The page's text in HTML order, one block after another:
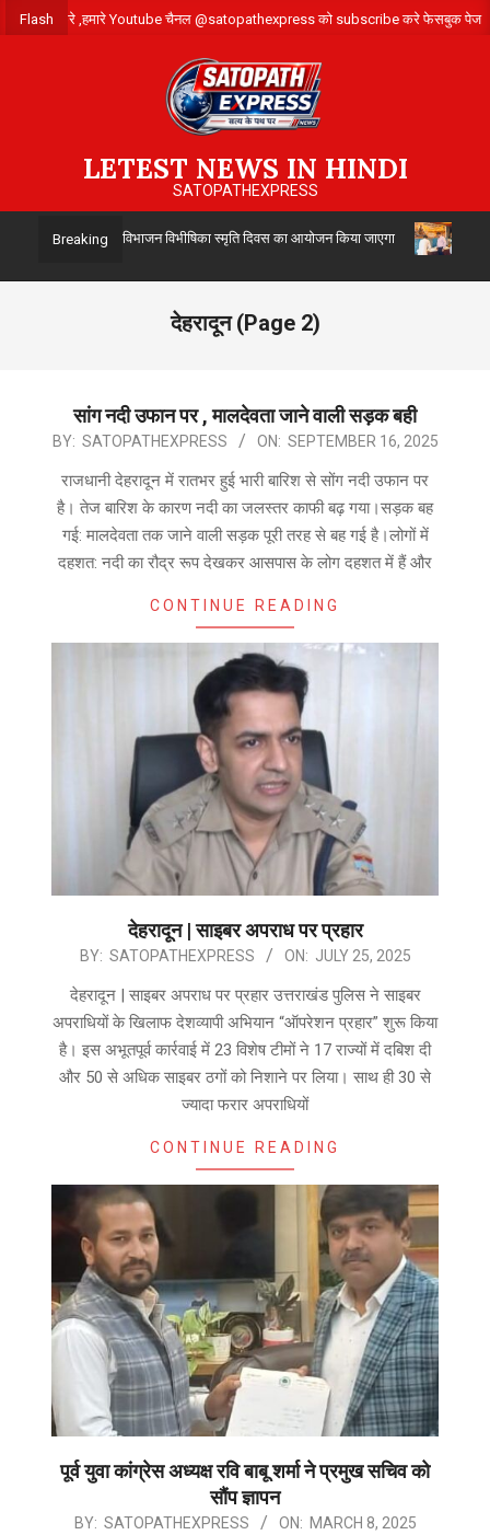
Skip
to
Flash
संपर्क करे ,हमारे Youtube चैनल @satopathexpress को subscribe करे फेसबुक
LETEST NEWS IN HINDI
SATOPATHEXPRESS
Breaking
14 अगस्त को विभाजन विभीषिका स्मृति दिवस का आयोजन किया जाएगा उत्तर
देहरादून(Page 2)
सांग नदी उफान पर , मालदेवता जाने वाली सड़क बही
2025-
16
BY: SATOPATHEXPRESS ON: SEPTEMBER 16, 2025
राजधानी देहरादून में रातभर हुई भारी बारिश से सोंग नदी उफान पर
है। तेज बारिश के कारण नदी का जलस्तर काफी बढ़ गया।सड़क बह
गई: मालदेवता तक जाने वाली सड़क पूरी तरह से बह गई है।लोगों में
दहशत: नदी का रौद्र रूप देखकर आसपास के लोग दहशत में हैं और
CONTINUE READING
देहरादून | साइबर अपराध पर प्रहार
2025-
07-
BY: SATOPATHEXPRESS ON: JULY 25, 2025
देहरादून | साइबर अपराध पर प्रहार उत्तराखंड पुलिस ने साइबर
अपराधियों के खिलाफ देशव्यापी अभियान “ऑपरेशन प्रहार” शुरू किया
है। इस अभूतपूर्व कार्रवाई में 23 विशेष टीमों ने 17 राज्यों में दबिश दी
और 50 से अधिक साइबर ठगों को निशाने पर लिया। साथ ही 30 से
ज्यादा फरार अपराधियों
CONTINUE READING
पूर्व युवा कांग्रेस अध्यक्ष रवि बाबू शर्मा ने प्रमुख सचिव को
सौंप ज्ञापन
2025-
BY: SATOPATHEXPRESS ON: MARCH 8, 2025